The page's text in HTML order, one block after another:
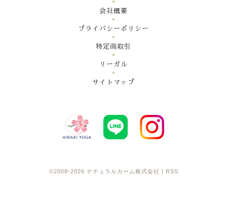
会社概要
プライバシーポリシー
特定商取引
リーガル
サイトマップ
©2008-2026 ナチュラルカーム株式会社 RSS